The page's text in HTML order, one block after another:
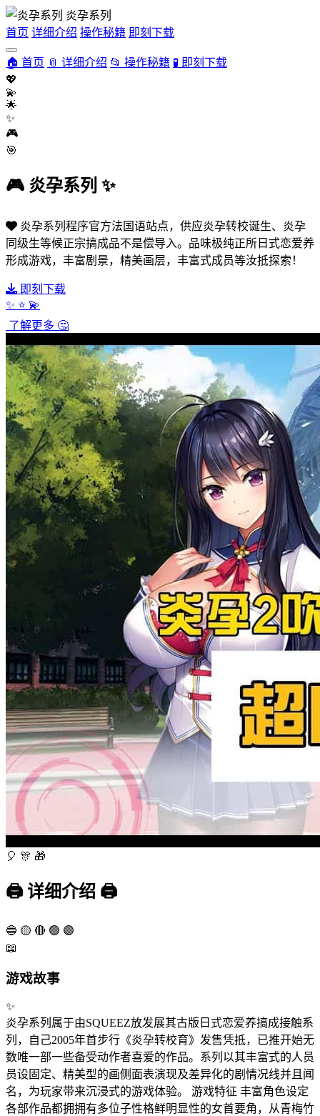
炎孕系列
首页 详细介绍 操作秘籍 即刻下载
🏠 首页 📎 详细介绍 📂 操作秘籍 🧪 即刻下载
💖
💫
🌟
✨
🎮
🎯
🎮 炎孕系列 ✨
炎孕系列程序官方法国语站点，供应炎孕转校诞生、炎孕
同级生等候正宗搞成品不是偿导入。品味极纯正所日式恋爱养
形成游戏，丰富剧景，精美画层，丰富式成员等汝抵探索！
即刻下载
✨ ⭐ 💫
了解更多 🤔
🎈 🎊 🎁
🖨️ 详细介绍 🖨️
🔵 🟡 🔴 🟢 🟣
📖
游戏故事
✨
炎孕系列属于由SQUEEZ放发展其古版日式恋爱养搞成接触系
列，自己2005年首步行《炎孕转校育》发售凭抵，已推开始无
数唯一部一些备受动作者喜爱的作品。系列以其丰富式的人员
员设固定、精美型的画侧面表演现及差异化的剧情况线并且闻
名，为玩家带来沉浸式的游戏体验。 游戏特征 丰富角色设定
各部作品都拥拥有多位子性格鲜明显性的女首要角，从青梅竹